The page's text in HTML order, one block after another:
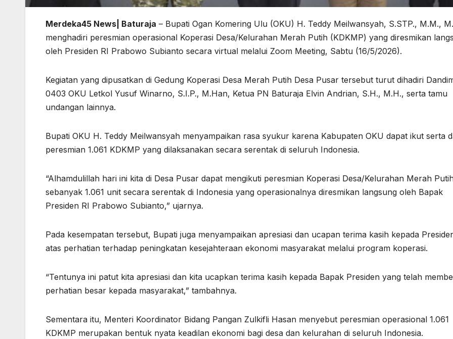
Merdeka45 News| Baturaja – Bupati Ogan Komering Ulu (OKU) H. Teddy Meilwansyah, S.STP., M.M.,
menghadiri peresmian operasional Koperasi Desa/Kelurahan Merah Putih (KDKMP) yang diresmikan
oleh Presiden RI Prabowo Subianto secara virtual melalui Zoom Meeting, Sabtu (16/5/2026).
Kegiatan yang dipusatkan di Gedung Koperasi Desa Merah Putih Desa Pusar tersebut turut dihadiri
0403 OKU Letkol Yusuf Winarno, S.I.P., M.Han, Ketua PN Baturaja Elvin Andrian, S.H., M.H., serta tamu
undangan lainnya.
Bupati OKU H. Teddy Meilwansyah menyampaikan rasa syukur karena Kabupaten OKU dapat ikut serta
peresmian 1.061 KDKMP yang dilaksanakan secara serentak di seluruh Indonesia.
“Alhamdulillah hari ini kita di Desa Pusar dapat mengikuti peresmian Koperasi Desa/Kelurahan Merah
sebanyak 1.061 unit secara serentak di Indonesia yang operasionalnya diresmikan langsung oleh Bapak
Presiden RI Prabowo Subianto,” ujarnya.
Pada kesempatan tersebut, Bupati juga menyampaikan apresiasi dan ucapan terima kasih kepada
atas perhatian terhadap peningkatan kesejahteraan ekonomi masyarakat melalui program koperasi.
“Tentunya ini patut kita apresiasi dan kita ucapkan terima kasih kepada Bapak Presiden yang telah
perhatian besar kepada masyarakat,” tambahnya.
Sementara itu, Menteri Koordinator Bidang Pangan Zulkifli Hasan menyebut peresmian operasional 1.061
KDKMP merupakan bentuk nyata keadilan ekonomi bagi desa dan kelurahan di seluruh Indonesia.